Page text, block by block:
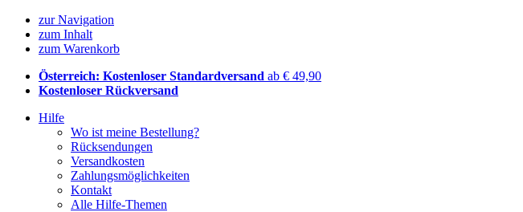
zur Navigation
zum Inhalt
zum Warenkorb
Österreich: Kostenloser Standardversand ab € 49,90
Kostenloser Rückversand
Hilfe
Wo ist meine Bestellung?
Rücksendungen
Versandkosten
Zahlungsmöglichkeiten
Kontakt
Alle Hilfe-Themen